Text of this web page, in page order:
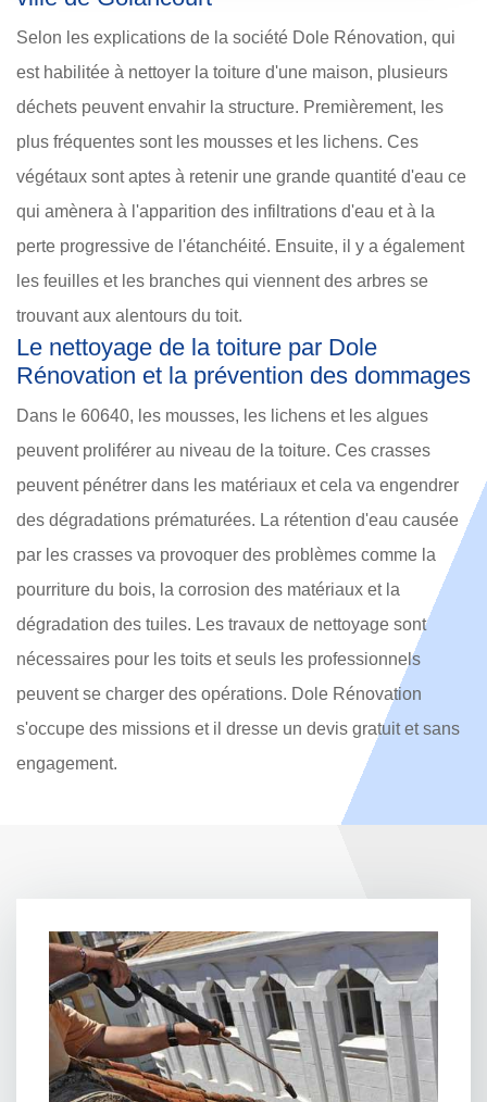
Selon les explications de la société Dole Rénovation, qui
est habilitée à nettoyer la toiture d'une maison, plusieurs
déchets peuvent envahir la structure. Premièrement, les
plus fréquentes sont les mousses et les lichens. Ces
végétaux sont aptes à retenir une grande quantité d'eau ce
qui amènera à l'apparition des infiltrations d'eau et à la
perte progressive de l'étanchéité. Ensuite, il y a également
les feuilles et les branches qui viennent des arbres se
trouvant aux alentours du toit.
Le nettoyage de la toiture par Dole
Rénovation et la prévention des dommages
Dans le 60640, les mousses, les lichens et les algues
peuvent proliférer au niveau de la toiture. Ces crasses
peuvent pénétrer dans les matériaux et cela va engendrer
des dégradations prématurées. La rétention d'eau causée
par les crasses va provoquer des problèmes comme la
pourriture du bois, la corrosion des matériaux et la
dégradation des tuiles. Les travaux de nettoyage sont
nécessaires pour les toits et seuls les professionnels
peuvent se charger des opérations. Dole Rénovation
s'occupe des missions et il dresse un devis gratuit et sans
engagement.